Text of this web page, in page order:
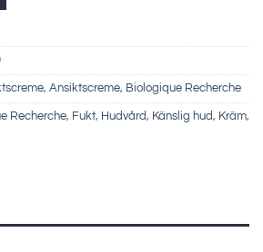
, Ansiktscreme, Biologique Recherche
Recherche, Fukt, Hudvård, Känslig hud, Kräm,